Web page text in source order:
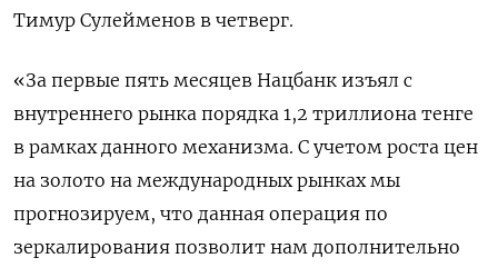
Тимур Сулейменов в четверг.
«За первые пять месяцев Нацбанк изъял с
внутреннего рынка порядка 1,2 триллиона тенге
в рамках данного механизма. С учетом роста цен
на золото на международных рынках мы
прогнозируем, что данная операция по
зеркалирования позволит нам дополнительно